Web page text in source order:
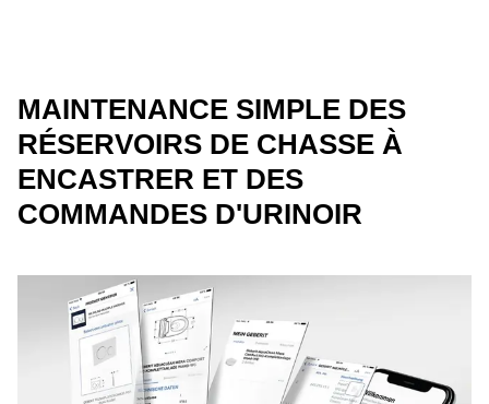
MAINTENANCE SIMPLE DES
RÉSERVOIRS DE CHASSE À
ENCASTRER ET DES
COMMANDES D'URINOIR